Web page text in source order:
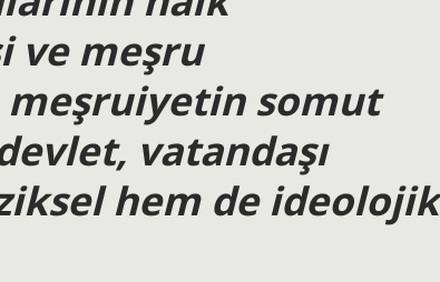
ve meşru
meşruiyetin somut
vatandaşı
hem de ideolojik